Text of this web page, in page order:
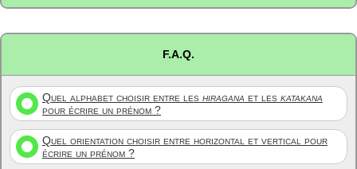
F.A.Q.
Quel alphabet choisir entre les hiragana et les katakana
pour écrire un prénom ?
Quel orientation choisir entre horizontal et vertical pour
écrire un prénom ?